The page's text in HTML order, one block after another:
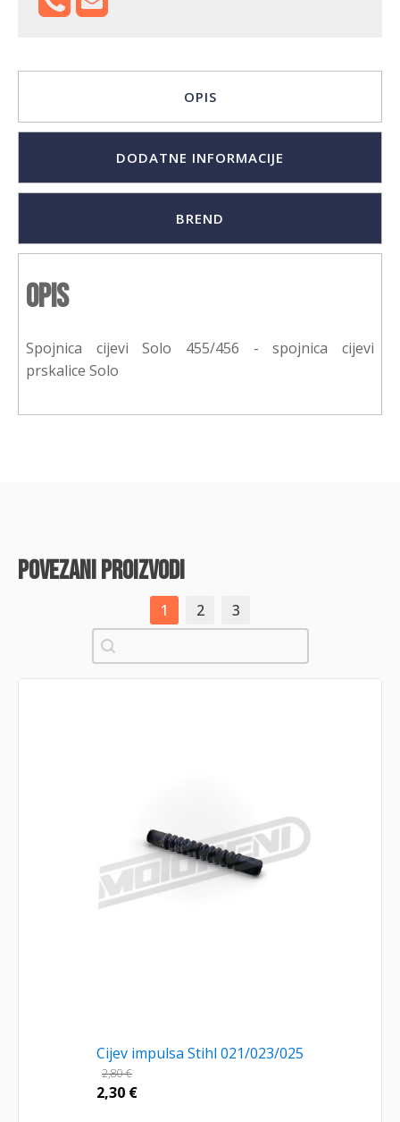
OPIS
DODATNE INFORMACIJE
BREND
Opis
Spojnica cijevi Solo 455/456 - spojnica cijevi
prskalice Solo
povezani proizvodi
1 2
3
Pretraži
Cijev impulsa Stihl 021/023/025
2,80€
2,30 €